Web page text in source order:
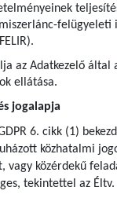
felügyeleti
az Adatkezelő által
ellátása.
jogalapja
6. cikk (1)
közhatalmi
vagy közérdekű
tekintettel az